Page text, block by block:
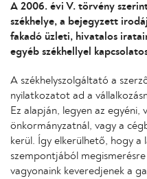
A 2006. évi V. törvény
székhelye, a bejegyzett
fakadó üzleti, hivatalos
egyéb székhellyel
A székhelyszolgáltató a
nyilatkozatot ad a
Ez alapján, legyen az egyéni,
önkormányzatnál, vagy a
kerül. Így elkerülhető, hogy a
szempontjából
vagyonaink keveredjenek a